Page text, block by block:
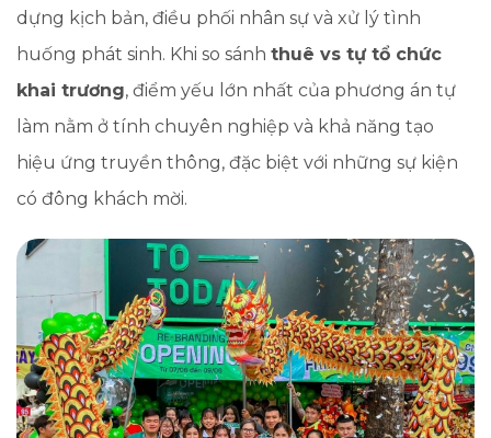
dựng kịch bản, điều phối nhân sự và xử lý tình
huống phát sinh. Khi so sánh thuê vs tự tổ chức
khai trương, điểm yếu lớn nhất của phương án tự
làm nằm ở tính chuyên nghiệp và khả năng tạo
hiệu ứng truyền thông, đặc biệt với những sự kiện
có đông khách mời.